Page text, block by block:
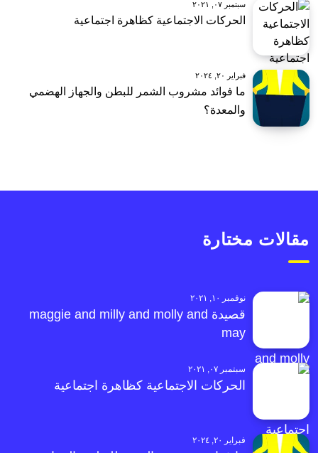
سبتمبر ٠٧, ٢٠٢١
الحركات الاجتماعية كظاهرة اجتماعية
فبراير ٢٠, ٢٠٢٤
ما فوائد مشروب الشمر للبطن والجهاز الهضمي
والمعدة؟
مقالات مختارة
نوفمبر ١٠, ٢٠٢١
قصيدة maggie and milly and molly and
may
سبتمبر ٠٧, ٢٠٢١
الحركات الاجتماعية كظاهرة اجتماعية
فبراير ٢٠, ٢٠٢٤